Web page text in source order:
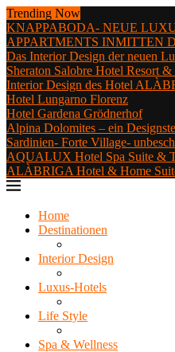
Trending Now
KNAPPABODA- NEUE
APPARTMENTS INMITTEN
Das Interior Design der neuen
Sheraton Salobre Hotel Resort
Interior Design des Hotel
Hotel Lungarno Florenz
Hotel Gardena Grödnerhof
Alpina Dolomites – ein
Sardinien- Forte Village-
AQUALUX Hotel Spa Suite &
ALÀBRIGA Hotel & Home
Home
Destinationen
Interior Design
Luxus-Hotels
Life Style
Spa & Wellness